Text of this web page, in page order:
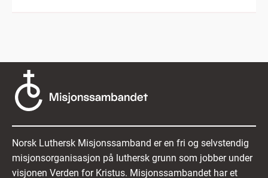
Norsk Luthersk Misjonssamband er en fri og selvstendig
misjonsorganisasjon på luthersk grunn som jobber under
visjonen Verden for Kristus. Misjonssambandet har et